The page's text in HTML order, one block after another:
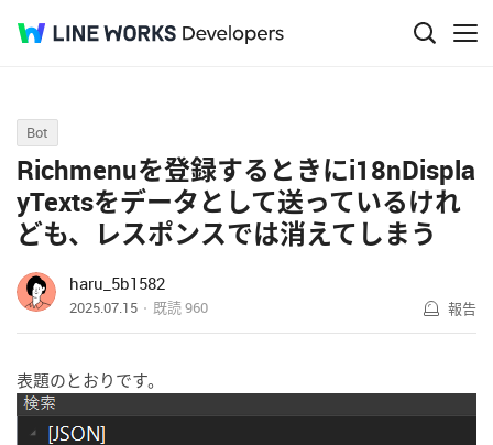
Q&A
Bot
Richmenuを登録するときにi18nDispla
yTextsをデータとして送っているけれ
ども、レスポンスでは消えてしまう
haru_5b1582
2025.07.15 既読960 報告
表題のとおりです。